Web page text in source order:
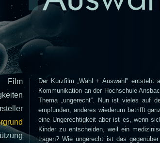
Film
Der Kurzfilm „Wahl + Auswahl" entsteht
Kommunikation an der Hochschule
Thema „ungerecht“. Nun ist vieles auf
empfunden, anderes wiederum betrifft
eine Ungerechtigkeit aber ist es, wenn
Kinder zu entscheiden, weil ein
tragen? Wie ungerecht ist das